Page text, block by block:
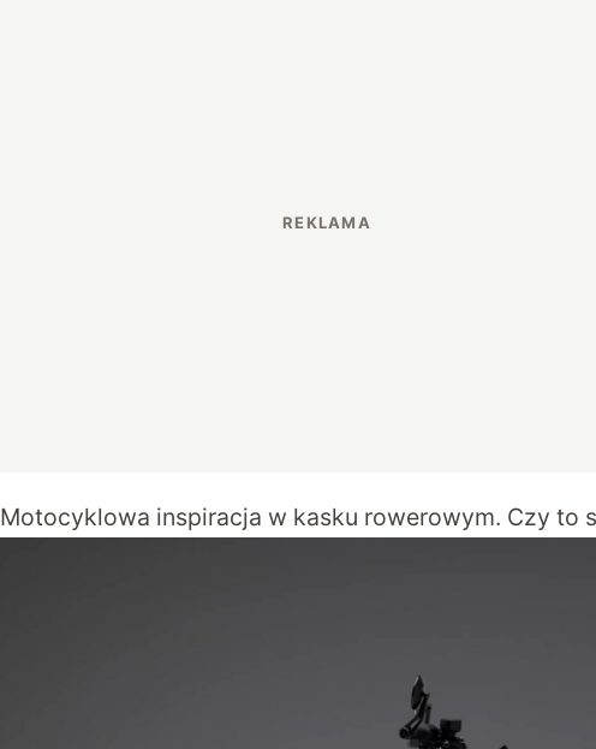
Motocyklowa inspiracja w kasku rowerowym. Czy to